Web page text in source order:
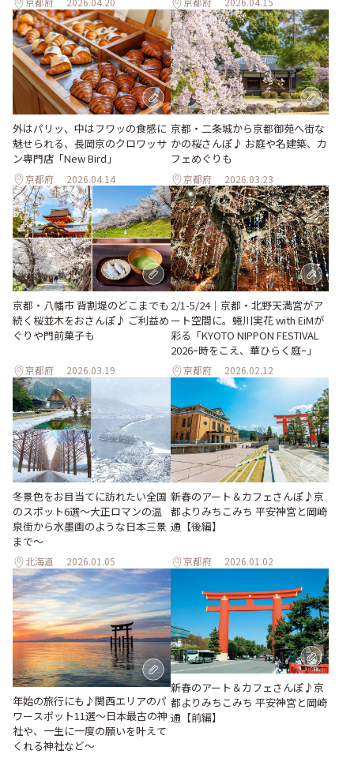
外はパリッ、中はフワッの食感に
魅せられる、長岡京のクロワッサ
ン専門店「New Bird」
京都府 2026.04.14
京都・二条城から京都御苑へ街な
かの桜さんぽ♪ お庭や名建築、カ
フェめぐりも
京都府 2026.03.23
京都・八幡市 背割堤のどこまでも
続く桜並木をおさんぽ♪ ご利益め
ぐりや門前菓子も
京都府 2026.03.19
2/1-5/24｜京都・北野天満宮がア
ート空間に。蜷川実花 with EiMが
彩る「KYOTO NIPPON FESTIVAL
2026ｰ時をこえ、華ひらく庭ｰ」
京都府 2026.02.12
冬景色をお目当てに訪れたい全国
のスポット6選〜大正ロマンの温
泉街から水墨画のような日本三景
まで〜
北海道 2026.01.05
新春のアート＆カフェさんぽ♪京
都よりみちこみち 平安神宮と岡崎
通【後編】
京都府 2026.01.02
年始の旅行にも♪関西エリアのパ
ワースポット11選～日本最古の神
社や、一生に一度の願いを叶えて
くれる神社など～
新春のアート＆カフェさんぽ♪京
都よりみちこみち 平安神宮と岡崎
通【前編】